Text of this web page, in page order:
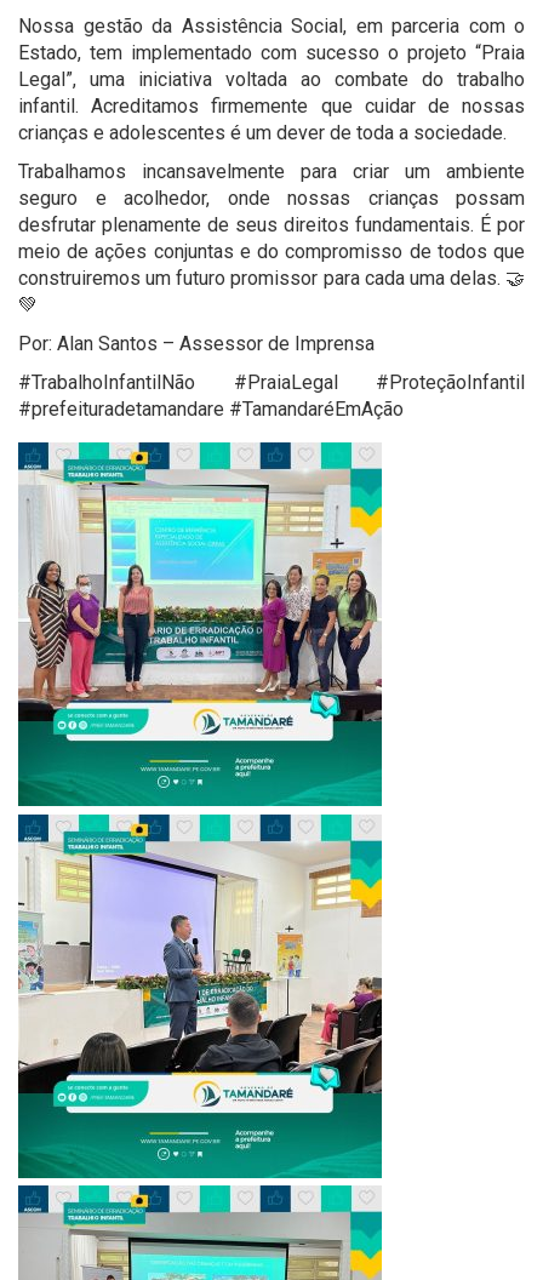
Nossa gestão da Assistência Social, em parceria com o
Estado, tem implementado com sucesso o projeto “Praia
Legal”, uma iniciativa voltada ao combate do trabalho
infantil. Acreditamos firmemente que cuidar de nossas
crianças e adolescentes é um dever de toda a sociedade.
Trabalhamos incansavelmente para criar um ambiente
seguro e acolhedor, onde nossas crianças possam
desfrutar plenamente de seus direitos fundamentais. É por
meio de ações conjuntas e do compromisso de todos que
construiremos um futuro promissor para cada uma delas. 🤝
💚
Por: Alan Santos – Assessor de Imprensa
#TrabalhoInfantilNão #PraiaLegal #ProteçãoInfantil
#prefeituradetamandare #TamandaréEmAção